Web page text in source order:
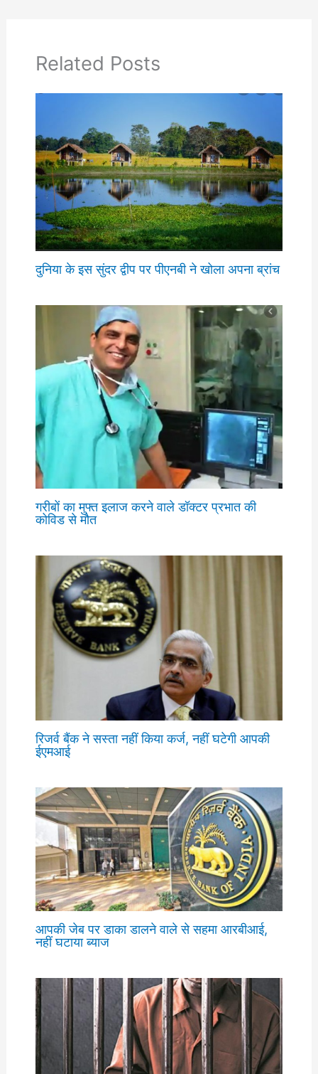
Related Posts
दुनिया के इस सुंदर द्वीप पर पीएनबी ने खोला अपना ब्रांच
गरीबों का मुफ्त इलाज करने वाले डॉक्टर प्रभात की
कोविड से मौत
रिजर्व बैंक ने सस्ता नहीं किया कर्ज, नहीं घटेगी आपकी
ईएमआई
आपकी जेब पर डाका डालने वाले से सहमा आरबीआई,
नहीं घटाया ब्याज